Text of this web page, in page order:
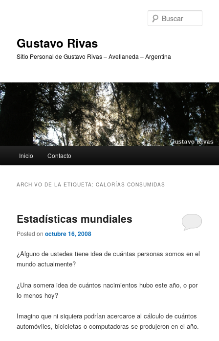
Gustavo Rivas
Sitio Personal de Gustavo Rivas – Avellaneda – Argentina
principal
Inicio Contacto
ARCHIVO DE LA ETIQUETA:CALORÍAS CONSUMIDAS
Estadísticas mundiales
Posted onoctubre 16, 2008
¿Alguno de ustedes tiene idea de cuántas personas somos en el
mundo actualmente?
¿Una somera idea de cuántos nacimientos hubo este año, o por
lo menos hoy?
Imagino que ni siquiera podrían acercarce al cálculo de cuántos
automóviles, bicicletas o computadoras se produjeron en el año.